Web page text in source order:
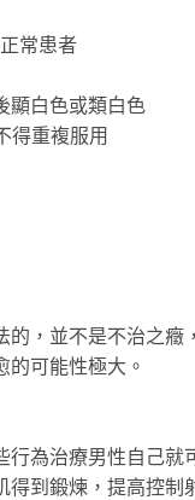
常患者
顯白色或類白色
得重複服用
，並不是不治之
可能性極大。
為治療男性自己
到鍛煉，提高控